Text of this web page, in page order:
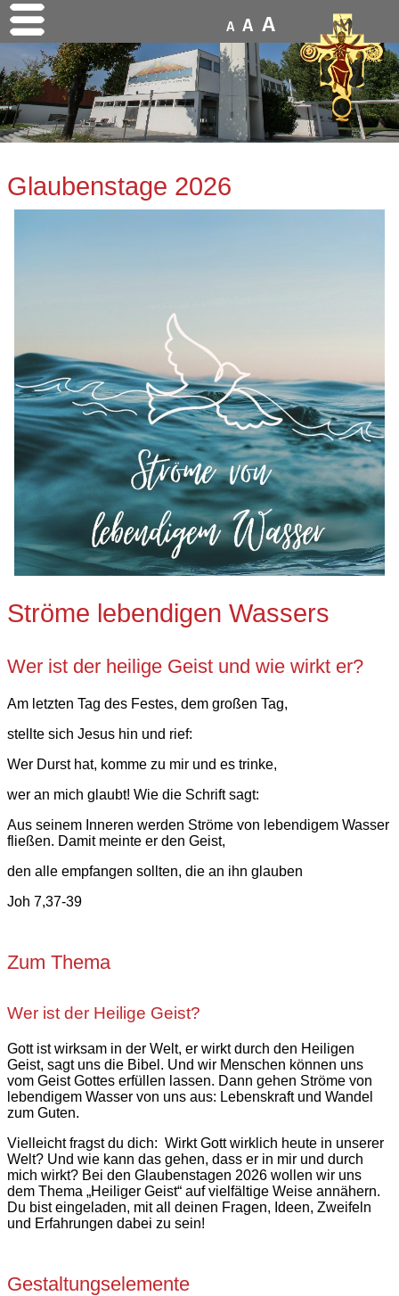
A A A
Glaubenstage 2026
Ströme lebendigen Wassers
Wer ist der heilige Geist und wie wirkt er?
Am letzten Tag des Festes, dem großen Tag,
stellte sich Jesus hin und rief:
Wer Durst hat, komme zu mir und es trinke,
wer an mich glaubt! Wie die Schrift sagt:
Aus seinem Inneren werden Ströme von lebendigem Wasser
fließen. Damit meinte er den Geist,
den alle empfangen sollten, die an ihn glauben
Joh 7,37-39
Zum Thema
Wer ist der Heilige Geist?
Gott ist wirksam in der Welt, er wirkt durch den Heiligen
Geist, sagt uns die Bibel. Und wir Menschen können uns
vom Geist Gottes erfüllen lassen. Dann gehen Ströme von
lebendigem Wasser von uns aus: Lebenskraft und Wandel
zum Guten.
Vielleicht fragst du dich: Wirkt Gott wirklich heute in unserer
Welt? Und wie kann das gehen, dass er in mir und durch
mich wirkt? Bei den Glaubenstagen 2026 wollen wir uns
dem Thema „Heiliger Geist“ auf vielfältige Weise annähern.
Du bist eingeladen, mit all deinen Fragen, Ideen, Zweifeln
und Erfahrungen dabei zu sein!
Gestaltungselemente